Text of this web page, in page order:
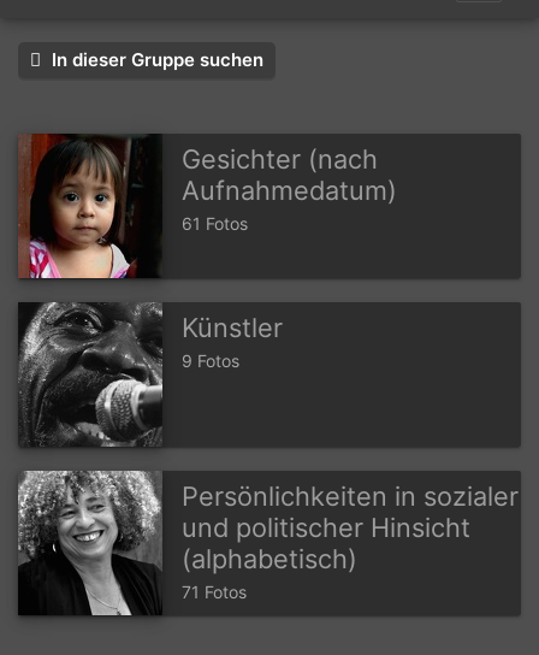
In dieser Gruppe suchen
Gesichter (nach
Aufnahmedatum)
61 Fotos
Künstler
9 Fotos
Persönlichkeiten in sozialer
und politischer Hinsicht
(alphabetisch)
71 Fotos